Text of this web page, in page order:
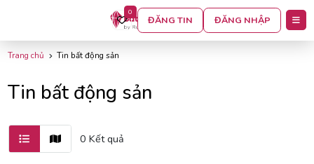
0
ĐĂNG TIN ĐĂNG NHẬP
Trang chủ Tin bất động sản
Tin bất động sản
0 Kết quả